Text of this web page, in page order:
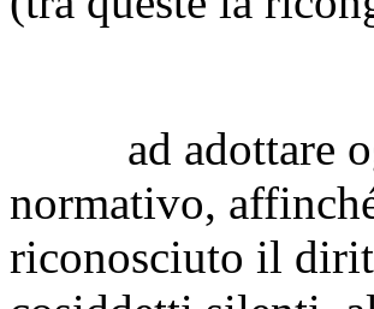
ad adottare
normativo,
riconosciuto il